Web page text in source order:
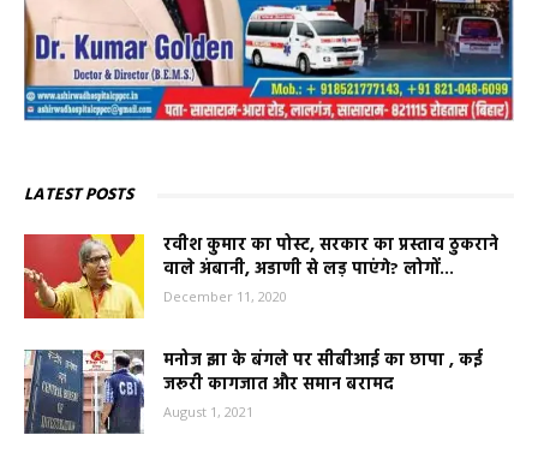
LATEST POSTS
रवीश कुमार का पोस्ट, सरकार का प्रस्ताव ठुकराने
वाले अंबानी, अडाणी से लड़ पाएंगे? लोगों...
December 11, 2020
मनोज झा के बंगले पर सीबीआई का छापा , कई
जरूरी कागजात और समान बरामद
August 1, 2021